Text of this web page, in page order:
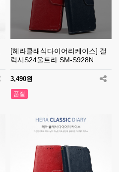
[헤라클래식다이어리케이스] 갤
럭시S24울트라 SM-S928N
3,490원
품절